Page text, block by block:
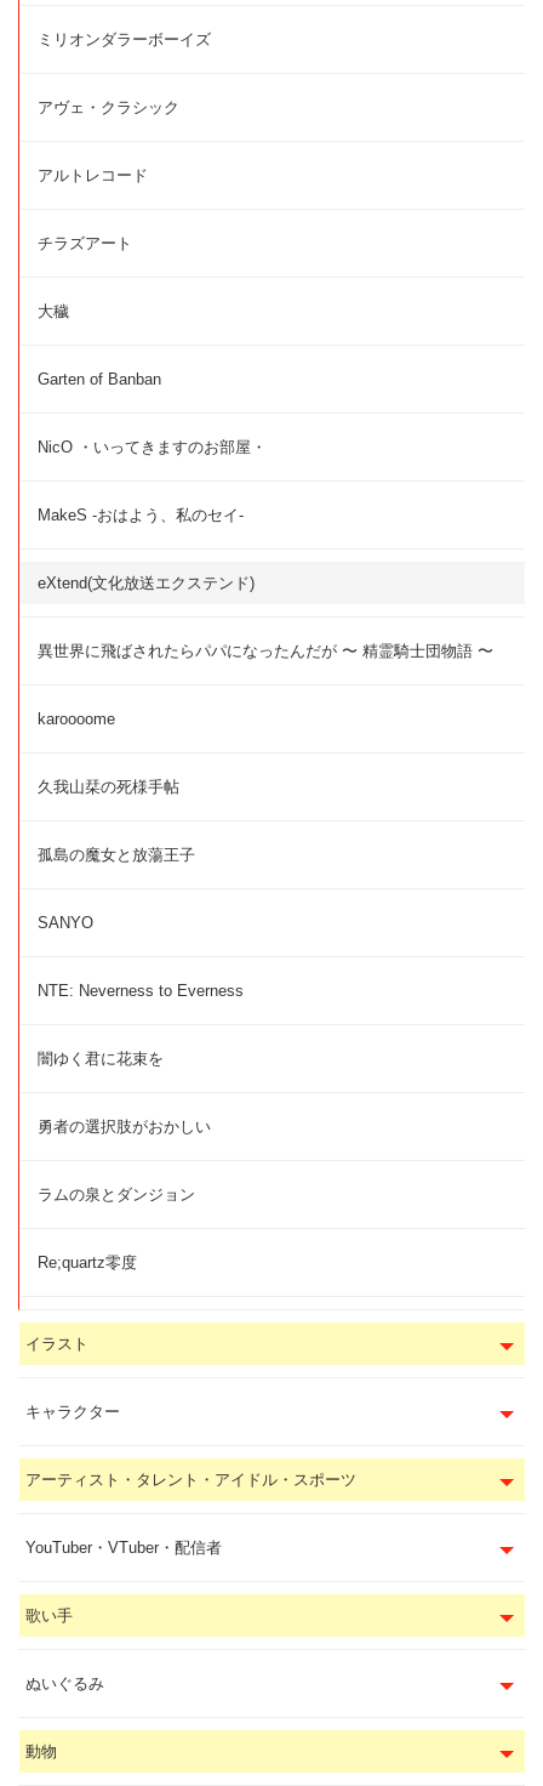
ミリオンダラーボーイズ
アヴェ・クラシック
アルトレコード
チラズアート
大穢
Garten of Banban
NicO ・いってきますのお部屋・
MakeS -おはよう、私のセイ-
eXtend(文化放送エクステンド)
異世界に飛ばされたらパパになったんだが 〜 精霊騎士団物語 〜
karoooome
久我山栞の死様手帖
孤島の魔女と放蕩王子
SANYO
NTE: Neverness to Everness
闇ゆく君に花束を
勇者の選択肢がおかしい
ラムの泉とダンジョン
Re;quartz零度
イラスト
キャラクター
アーティスト・タレント・アイドル・スポーツ
YouTuber・VTuber・配信者
歌い手
ぬいぐるみ
動物